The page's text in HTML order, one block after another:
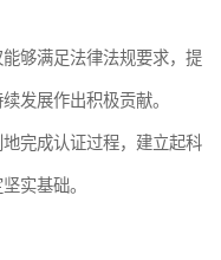
够满足法律法规要求，提
发展作出积极贡献。
完成认证过程，建立起科
实基础。